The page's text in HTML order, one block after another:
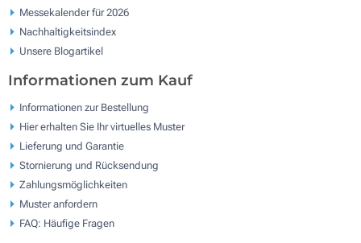
Messekalender für 2026
Nachhaltigkeitsindex
Unsere Blogartikel
Informationen zum Kauf
Informationen zur Bestellung
Hier erhalten Sie Ihr virtuelles Muster
Lieferung und Garantie
Stornierung und Rücksendung
Zahlungsmöglichkeiten
Muster anfordern
FAQ: Häufige Fragen